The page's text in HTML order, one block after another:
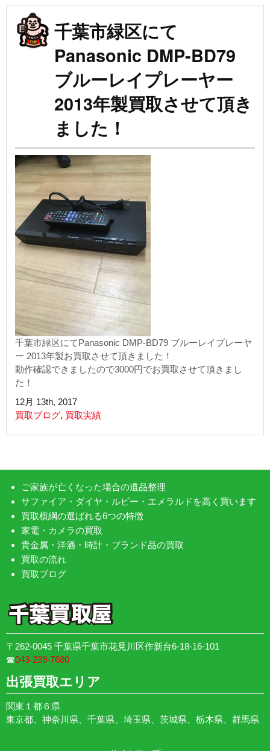
千葉市緑区にて
Panasonic DMP-BD79
ブルーレイプレーヤー
2013年製買取させて頂き
ました！
千葉市緑区にてPanasonic DMP-BD79 ブルーレイプレーヤ
ー 2013年製お買取させて頂きました！
動作確認できましたので3000円でお買取させて頂きまし
た！
12月 13th, 2017
買取ブログ, 買取実績
ご家族が亡くなった場合の遺品整理
サファイア・ダイヤ・ルビー・エメラルドを高く買います
買取横綱の選ばれる6つの特徴
家電・カメラの買取
貴金属・洋酒・時計・ブランド品の買取
買取の流れ
買取ブログ
〒262-0045 千葉県千葉市花見川区作新台6-18-16-101
☎︎043-239-7680
出張買取エリア
関東１都６県
東京都、神奈川県、千葉県、埼玉県、茨城県、栃木県、群馬県